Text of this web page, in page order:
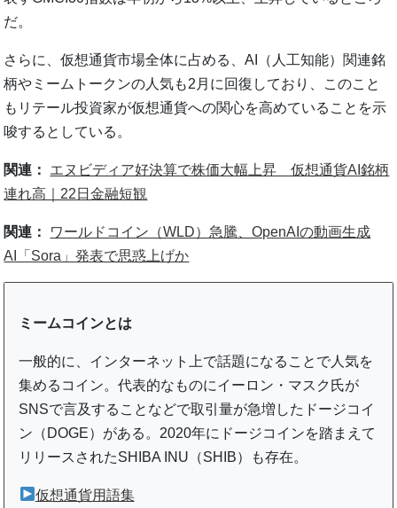
だ。
さらに、仮想通貨市場全体に占める、AI（人工知能）関連銘
柄やミームトークンの人気も2月に回復しており、このこと
もリテール投資家が仮想通貨への関心を高めていることを示
唆するとしている。
関連：
エヌビディア好決算で株価大幅上昇 仮想通貨AI銘柄
連れ高｜22日金融短観
関連：
ワールドコイン（WLD）急騰、OpenAIの動画生成
AI「Sora」発表で思惑上げか
ミームコインとは
一般的に、インターネット上で話題になることで人気を
集めるコイン。代表的なものにイーロン・マスク氏が
SNSで言及することなどで取引量が急増したドージコイ
ン（DOGE）がある。2020年にドージコインを踏まえて
リリースされたSHIBA INU（SHIB）も存在。
仮想通貨用語集